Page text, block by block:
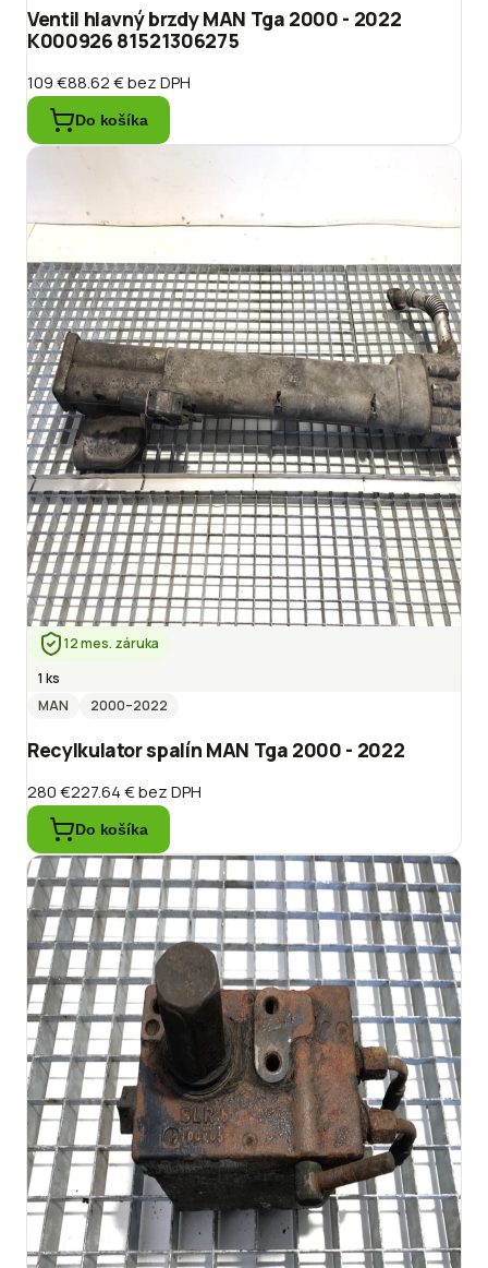
Ventil hlavný brzdy MAN Tga 2000 - 2022
K000926 81521306275
109 €88.62 €bez DPH
Do košíka
12 mes. záruka
1 ks
MAN
2000–2022
Recylkulator spalín MAN Tga 2000 - 2022
280 €227.64 €bez DPH
Do košíka